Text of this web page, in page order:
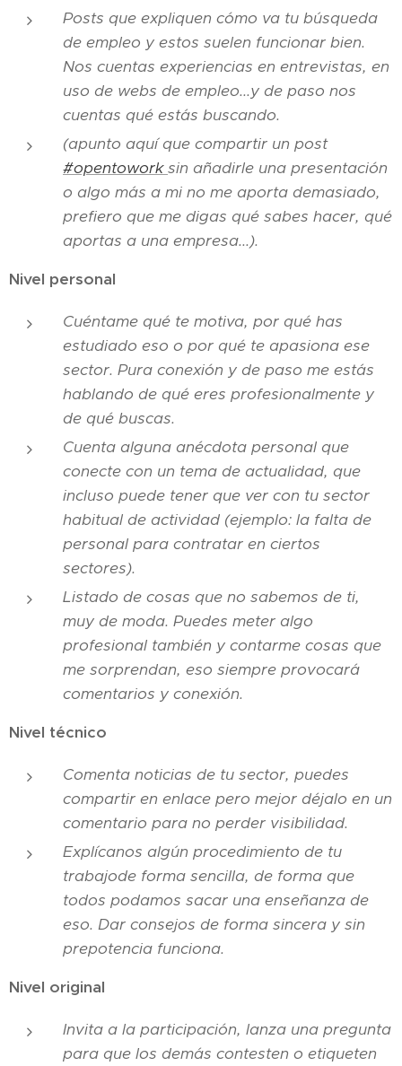
Posts que expliquen cómo va tu búsqueda
de empleo y estos suelen funcionar bien.
Nos cuentas experiencias en entrevistas, en
uso de webs de empleo...y de paso nos
cuentas qué estás buscando.
(apunto aquí que compartir un post
#opentoworksin añadirle una presentación
o algo más a mi no me aporta demasiado,
prefiero que me digas qué sabes hacer, qué
aportas a una empresa...).
Nivel personal
Cuéntame qué te motiva, por qué has
estudiado eso o por qué te apasiona ese
sector. Pura conexión y de paso me estás
hablando de qué eres profesionalmente y
de qué buscas.
Cuenta alguna anécdota personal que
conecte con un tema de actualidad, que
incluso puede tener que ver con tu sector
habitual de actividad (ejemplo: la falta de
personal para contratar en ciertos
sectores).
Listado de cosas que no sabemos de ti,
muy de moda. Puedes meter algo
profesional también y contarme cosas que
me sorprendan, eso siempre provocará
comentarios y conexión.
Nivel técnico
Comenta noticias de tu sector, puedes
compartir en enlace pero mejor déjalo en un
comentario para no perder visibilidad.
Explícanos algún procedimiento de tu
trabajode forma sencilla, de forma que
todos podamos sacar una enseñanza de
eso. Dar consejos de forma sincera y sin
prepotencia funciona.
Nivel original
Invita a la participación, lanza una pregunta
para que los demás contesten o etiqueten